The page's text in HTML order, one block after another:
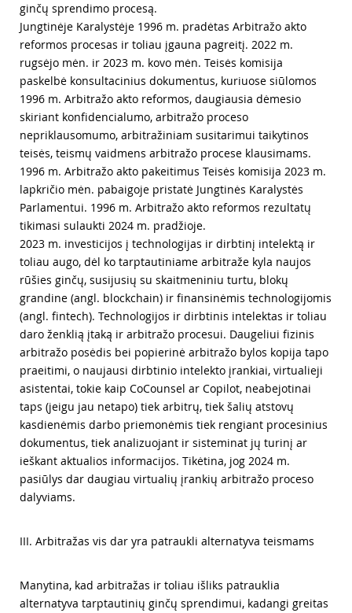
ginčų sprendimo procesą.
Jungtinėje Karalystėje 1996 m. pradėtas Arbitražo akto
reformos procesas ir toliau įgauna pagreitį. 2022 m.
rugsėjo mėn. ir 2023 m. kovo mėn. Teisės komisija
paskelbė konsultacinius dokumentus, kuriuose siūlomos
1996 m. Arbitražo akto reformos, daugiausia dėmesio
skiriant konfidencialumo, arbitražo proceso
nepriklausomumo, arbitražiniam susitarimui taikytinos
teisės, teismų vaidmens arbitražo procese klausimams.
1996 m. Arbitražo akto pakeitimus Teisės komisija 2023 m.
lapkričio mėn. pabaigoje pristatė Jungtinės Karalystės
Parlamentui. 1996 m. Arbitražo akto reformos rezultatų
tikimasi sulaukti 2024 m. pradžioje.
2023 m. investicijos į technologijas ir dirbtinį intelektą ir
toliau augo, dėl ko tarptautiniame arbitraže kyla naujos
rūšies ginčų, susijusių su skaitmeniniu turtu, blokų
grandine (angl. blockchain) ir finansinėmis technologijomis
(angl. fintech). Technologijos ir dirbtinis intelektas ir toliau
daro ženklią įtaką ir arbitražo procesui. Daugeliui fizinis
arbitražo posėdis bei popierinė arbitražo bylos kopija tapo
praeitimi, o naujausi dirbtinio intelekto įrankiai, virtualieji
asistentai, tokie kaip CoCounsel ar Copilot, neabejotinai
taps (jeigu jau netapo) tiek arbitrų, tiek šalių atstovų
kasdienėmis darbo priemonėmis tiek rengiant procesinius
dokumentus, tiek analizuojant ir sisteminat jų turinį ar
ieškant aktualios informacijos. Tikėtina, jog 2024 m.
pasiūlys dar daugiau virtualių įrankių arbitražo proceso
dalyviams.
III. Arbitražas vis dar yra patraukli alternatyva teismams
Manytina, kad arbitražas ir toliau išliks patrauklia
alternatyva tarptautinių ginčų sprendimui, kadangi greitas